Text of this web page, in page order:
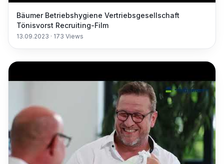
Bäumer Betriebshygiene Vertriebsgesellschaft
Tönisvorst Recruiting-Film
13.09.2023 · 173 Views